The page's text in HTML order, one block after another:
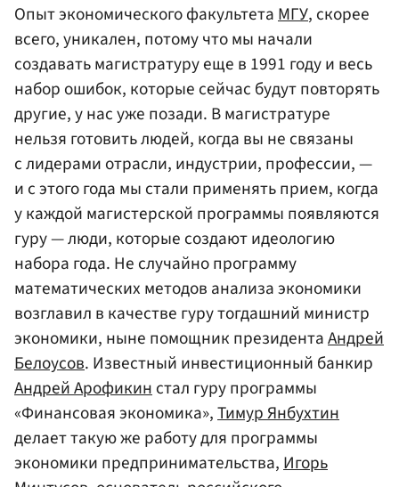
Опыт экономического факультетаМГУ, скорее
всего, уникален, потому что мы начали
создавать магистратуру еще в 1991 году и весь
набор ошибок, которые сейчас будут повторять
другие, у нас уже позади. В магистратуре
нельзя готовить людей, когда вы не связаны
с лидерами отрасли, индустрии, профессии, —
и с этого года мы стали применять прием, когда
у каждой магистерской программы появляются
гуру — люди, которые создают идеологию
набора года. Не случайно программу
математических методов анализа экономики
возглавил в качестве гуру тогдашний министр
экономики, ныне помощник президентаАндрей
Белоусов. Известный инвестиционный банкир
Андрей Арофикинстал гуру программы
«Финансовая экономика»,Тимур Янбухтин
делает такую же работу для программы
экономики предпринимательства,Игорь